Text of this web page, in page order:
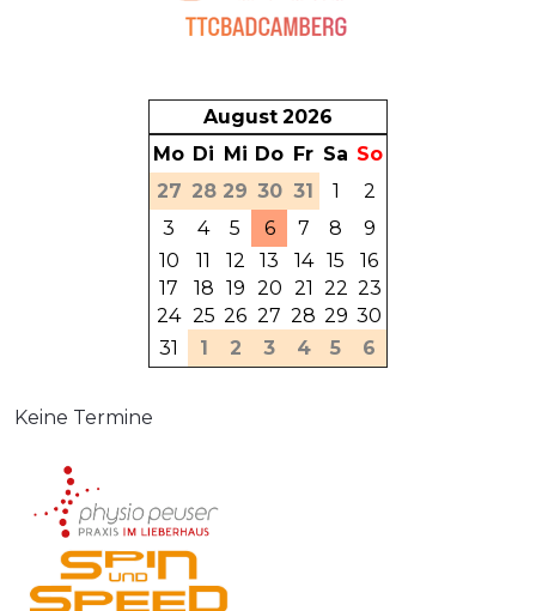
August 2026
Mo Di Mi Do Fr Sa So
27 28 29 30 31 1
2
3
4 5 6 7 8
9
10
11 12 13 14 15
16
17
18 19 20 21 22 23
24 25 26 27 28 29 30
31
1 2 3 4 5 6
Keine Termine